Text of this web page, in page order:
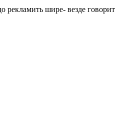
шире- везде